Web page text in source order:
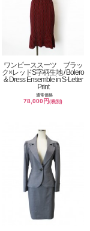
ワンピーススーツ ブラッ
ク×レッドS字柄生地 / Bolero
& Dress Ensemble in S-Letter
Print
通常価格
78,000円(税別)